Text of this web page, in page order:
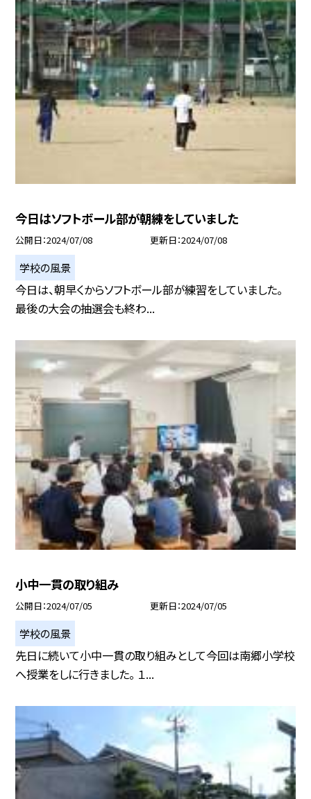
今日はソフトボール部が朝練をしていました
公開日 2024/07/08 更新日 2024/07/08
学校の風景
今日は、朝早くからソフトボール部が練習をしていました。
最後の大会の抽選会も終わ...
小中一貫の取り組み
公開日 2024/07/05 更新日 2024/07/05
学校の風景
先日に続いて小中一貫の取り組みとして今回は南郷小学校
へ授業をしに行きました。 １...